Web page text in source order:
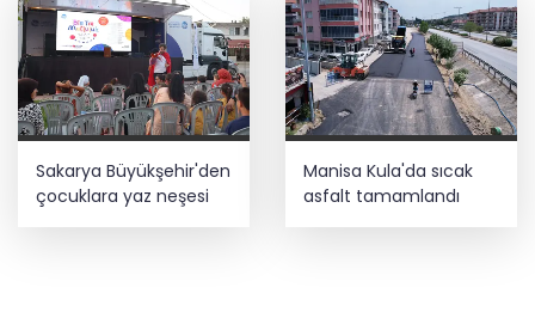
Sakarya Büyükşehir'den
çocuklara yaz neşesi
Manisa Kula'da sıcak
asfalt tamamlandı